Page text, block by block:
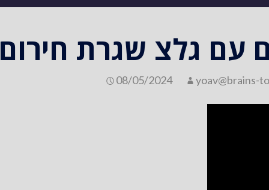
עם גלצ שגרת חירום
08/05/2024 yoav@brains-